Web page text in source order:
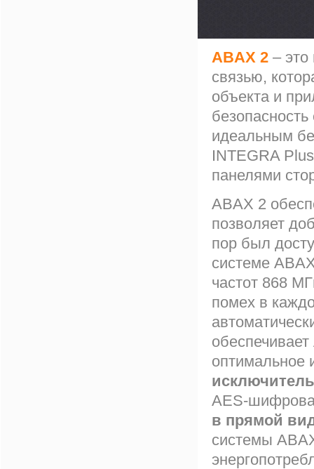
ABAX 2 – это
связью,
объекта и
идеальным
INTEGRA Plus
панелями
ABAX 2
позволяет
пор был
системе
частот 868
помех в
оптимальное
AES-
в прямой
системы